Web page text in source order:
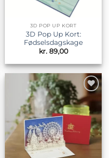
3D POP UP KORT
3D Pop Up Kort:
Fødselsdagskage
kr.89,00
Tilføj til
ønskeliste